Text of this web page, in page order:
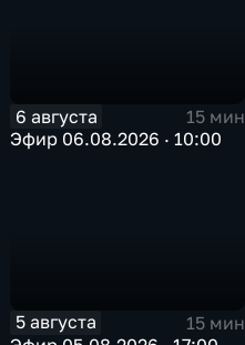
6 августа
15 мин
Эфир 06.08.2026 · 10:00
5 августа
15 мин